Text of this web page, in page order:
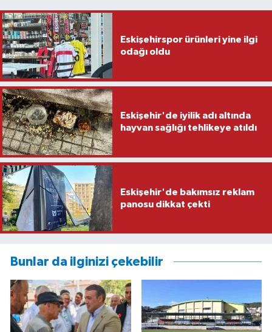
Eskişehirspor ürünleri yine ilgi
odağı oldu
Eskişehir'de iyilik adı altında
hayvan sağlığı tehlikeye atıldı
Eskişehir'de bakımsız reklam
panosu dikkat çekti
Bunlar da ilginizi çekebilir